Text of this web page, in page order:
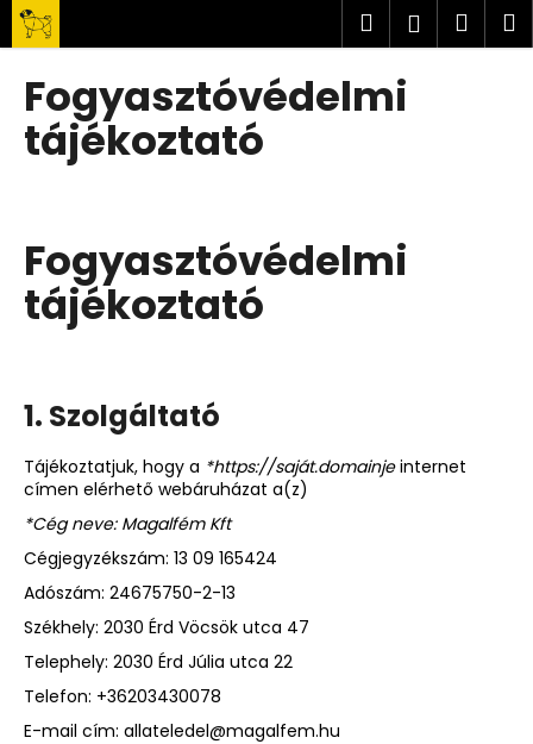
Ugrás
fő
tartalomhoz
Keresés
Fogyasztóvédelmi
tájékoztató
Fogyasztóvédelmi
tájékoztató
1. Szolgáltató
Tájékoztatjuk, hogy a *https://saját.domainjeinternet
címen elérhető webáruházat a(z)
*Cég neve: Magalfém Kft
Cégjegyzékszám: 13 09 165424
Adószám: 24675750-2-13
Székhely: 2030 Érd Vöcsök utca 47
Telephely: 2030 Érd Júlia utca 22
Telefon: +36203430078
E-mail cím: allateledel@magalfem.hu
o
M
i
e
r
e
KERESÉS